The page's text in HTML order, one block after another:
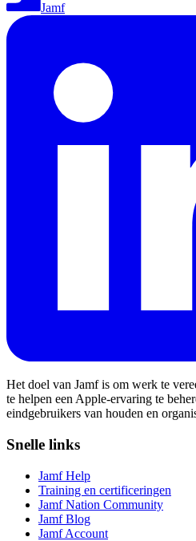
Jamf
Het doel van Jamf is om werk te
te helpen een Apple-ervaring te
eindgebruikers van houden en
Snelle links
Jamf Help
Training en certificeringen
Jamf Nation Community
Jamf Blog
Jamf Account